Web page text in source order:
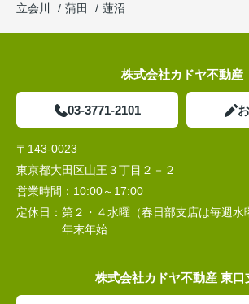
立会川
蒲田 蓮沼
株式会社カドヤ不動産
03-3771-2101
〒143-0023
東京都大田区山王３丁目２－２
営業時間： 10:00～17:00
定休日： 第２・４水曜（春日部支店は毎週水
年末年始
株式会社カドヤ不動産 東口